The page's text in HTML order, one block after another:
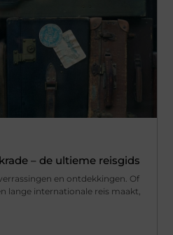
– de ultieme reisgids
en ontdekkingen. Of
lange internationale reis maakt,